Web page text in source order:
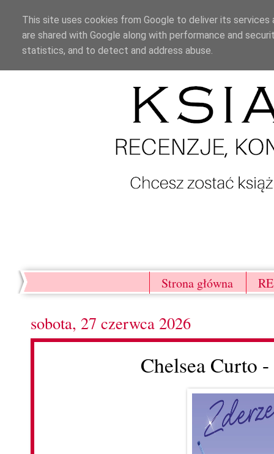
Strona główna
sobota, 27 czerwca 2026
Chelsea Curto
This site uses cookies from Google to deliver its
are shared with Google along with performance and
statistics, and to detect and address abuse.